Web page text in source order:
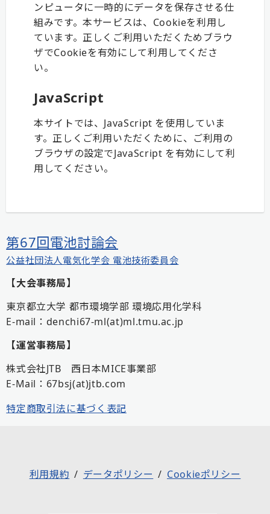
ンピュータに一時的にデータを保存させる仕
組みです。本サービスは、Cookieを利用し
ています。正しくご利用いただくためブラウ
ザでCookieを有効にして利用してくださ
い。
JavaScript
本サイトでは、JavaScript を使用していま
す。正しくご利用いただくために、ご利用の
ブラウザの設定でJavaScript を有効にして利
用してください。
第67回電池討論会
公益社団法人電気化学会 電池技術委員会
【大会事務局】
東京都立大学 都市環境学部 環境応用化学科
E-mail：denchi67-ml(at)ml.tmu.ac.jp
【運営事務局】
株式会社JTB 西日本MICE事業部
E-Mail：67bsj(at)jtb.com
特定商取引法に基づく表記
利用規約 データポリシー Cookieポリシー